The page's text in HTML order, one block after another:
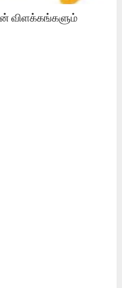
விளக்கங்களும்